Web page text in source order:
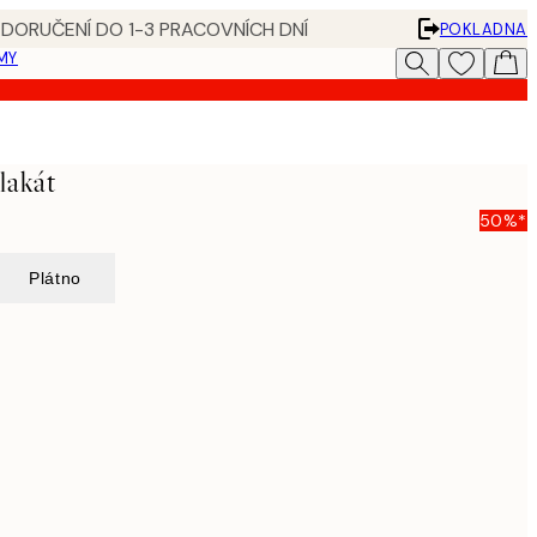
DO 1-3 PRACOVNÍCH DNÍ
POKLADNA
50%*
Plátno